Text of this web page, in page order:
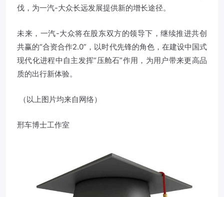
伐，为一汽-大众长远发展提供新的增长途径。
未来，一汽-大众将在股东双方的领导下，继续推进共创
共赢的“合资合作2.0”，以时代先锋的角色，在建设中国式
现代化进程中自主发挥“压舱石”作用，为用户带来更高品
质的出行新体验。
（以上图片均来自网络）
邢车博士工作室